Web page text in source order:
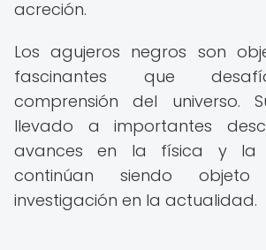
acreción.
Los agujeros negros son
fascinantes que
comprensión del universo.
llevado a importantes
avances en la física y la
continúan siendo
investigación en la actualidad.